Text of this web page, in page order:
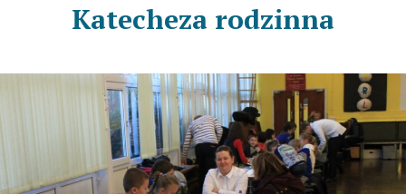
Katecheza rodzinna